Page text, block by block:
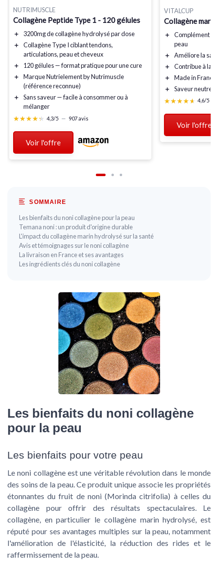
NUTRIMUSCLE
Collagène Peptide Type 1 - 120 gélules
＋ 3200mgde collagène hydrolysé par dose
＋
Collagène Type Iciblant tendons,
articulations, peau et cheveux
＋
120 gélules— format pratique pour une cure
＋
Marque Nutrielement by Nutrimuscle
(référence reconnue)
＋
Sans saveur — facile à consommer ou à
mélanger
★★★★★
★★★★★ 4,3/5 — 907 avis
Voir l'offre
VITALCUP
Collagène
＋
Complément
peau
＋
Améliorela
＋
Contribueà la
＋
Made in France
＋
Saveur neutre
★★★★★
★★★★★ 4,6/5
Voir l'offre
SOMMAIRE
Les bienfaits du noni collagène pour la peau
Temana noni : un produit d'origine durable
L'impact du collagène marin hydrolysé sur la santé
Avis et témoignages sur le noni collagène
La livraison en France et ses avantages
Les ingrédients clés du noni collagène
Les bienfaits du noni collagène
pour la peau
Les bienfaits pour votre peau
Le noni collagène est une véritable révolution dans le monde
des soins de la peau. Ce produit unique associe les propriétés
étonnantes du fruit de noni (Morinda citrifolia) à celles du
collagène pour offrir des résultats spectaculaires. Le
collagène, en particulier le collagène marin hydrolysé, est
réputé pour ses avantages multiples sur la peau, notamment
l'amélioration de l'élasticité, la réduction des rides et le
raffermissement de la peau.